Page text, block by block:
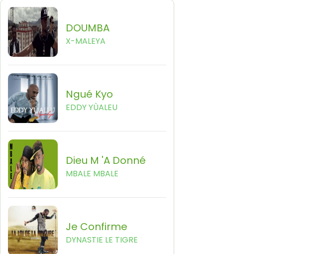
DOUMBA
X-MALEYA
Ngué Kyo
EDDY YÙALEU
Dieu M 'a Donné
MBALE MBALE
Je Confirme
DYNASTIE LE TIGRE